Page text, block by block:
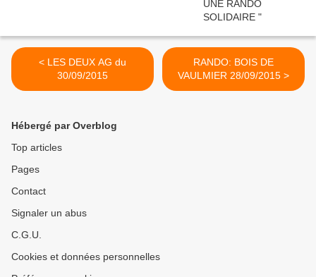
< LES DEUX AG du
30/09/2015
RANDO: BOIS DE
VAULMIER 28/09/2015 >
Hébergé par Overblog
Top articles
Pages
Contact
Signaler un abus
C.G.U.
Cookies et données personnelles